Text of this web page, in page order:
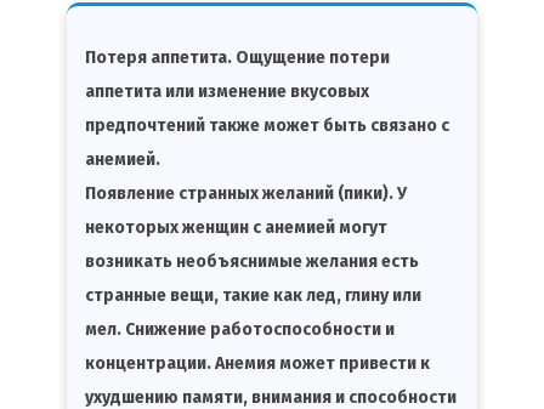
Потеря аппетита. Ощущение потери
аппетита или изменение вкусовых
предпочтений также может быть связано с
анемией.
Появление странных желаний (пики). У
некоторых женщин с анемией могут
возникать необъяснимые желания есть
странные вещи, такие как лед, глину или
мел. Снижение работоспособности и
концентрации. Анемия может привести к
ухудшению памяти, внимания и способности